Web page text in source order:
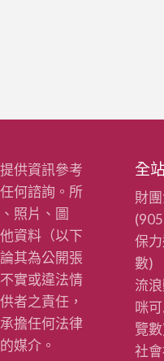
供資訊參考
何諮詢。所
照片、圖
資料（以下
其為公開張
實或違法情
者之責任，
擔任何法律
媒介。
全
財
保
數)
流
咪
覽
社